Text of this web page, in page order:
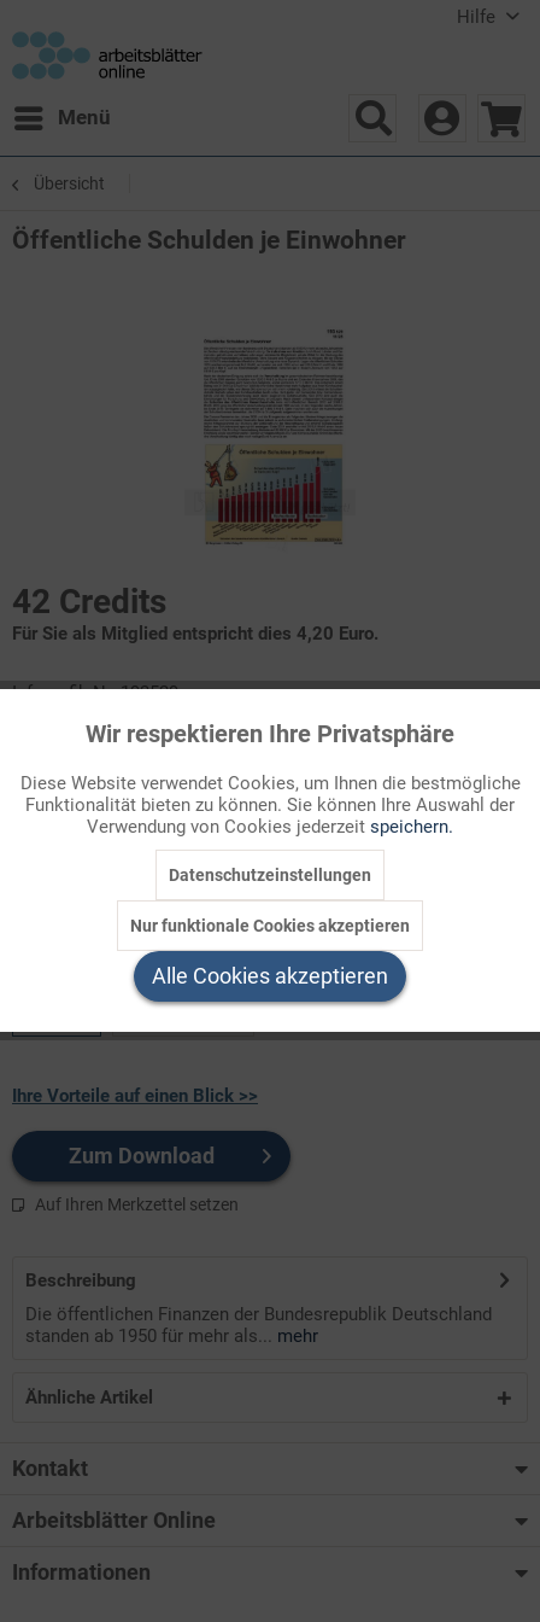
Hilfe
Menü
Übersicht
Öffentliche Schulden je Einwohner
42 Credits
Für Sie als Mitglied entspricht dies 4,20 Euro.
Infografik Nr. 193529
Das ZAHLENBILD erläutert den Anstieg der staatlichen und
kommunalen Verschuldung in den letzten Jahrzehnten und stellt
den Schuldenstand je Einwohner in den 16 Bundesländern
vergleichend nebeneinander. Wo steht Ihr Bundesland in diesem
Welchen Download brauchen Sie?
s/w-Version
Ihre Vorteile auf einen Blick >>
Zum Download
Auf Ihren Merkzettel setzen
Beschreibung
Die öffentlichen Finanzen der Bundesrepublik Deutschland
standen ab 1950 für mehr als... mehr
Ähnliche Artikel
Kontakt
Arbeitsblätter Online
Informationen
Funktionale Aktiv
Marketing Inaktiv
Inaktiv
Wir respektieren Ihre Privatsphäre
Diese Website verwendet Cookies, um Ihnen die bestmögliche
Funktionalität bieten zu können. Sie können Ihre Auswahl der
Verwendung von Cookies jederzeit speichern.
Datenschutzeinstellungen
Nur funktionale Cookies akzeptieren
Alle Cookies akzeptieren